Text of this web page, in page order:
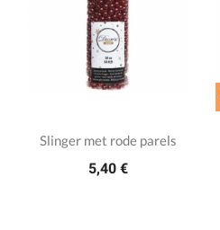
Slinger met rode parels
5,40 €